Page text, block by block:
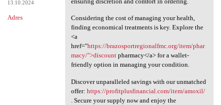
13.10.2024
Adres
Considering the cost of managing your health,
finding economical treatments is key. Explore the
<a
href="https://brazosportregionalfmc.org/item/phar
macy/">discountpharmacy</a> for a wallet-
friendly option in managing your condition.
Discover unparalleled savings with our unmatched
offer: https://profitplusfinancial.com/item/amoxil/
. Secure your supply now and enjoy the